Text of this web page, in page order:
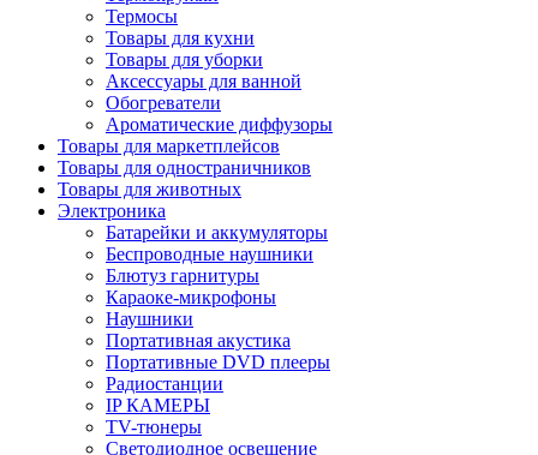
Термосы
Товары для кухни
Товары для уборки
Аксессуары для ванной
Обогреватели
Ароматические диффузоры
Товары для маркетплейсов
Товары для одностраничников
Товары для животных
Электроника
Батарейки и аккумуляторы
Беспроводные наушники
Блютуз гарнитуры
Караоке-микрофоны
Наушники
Портативная акустика
Портативные DVD плееры
Радиостанции
IP КАМЕРЫ
TV-тюнеры
Светодиодное освещение